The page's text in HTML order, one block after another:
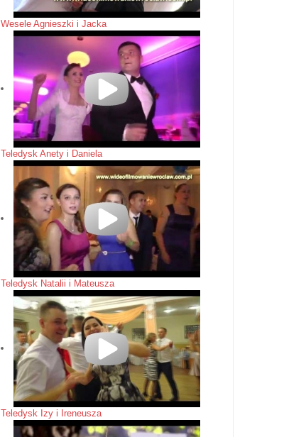
Wesele Agnieszki i Jacka
Teledysk Anety i Daniela
Teledysk Natalii i Mateusza
Teledysk Izy i Ireneusza